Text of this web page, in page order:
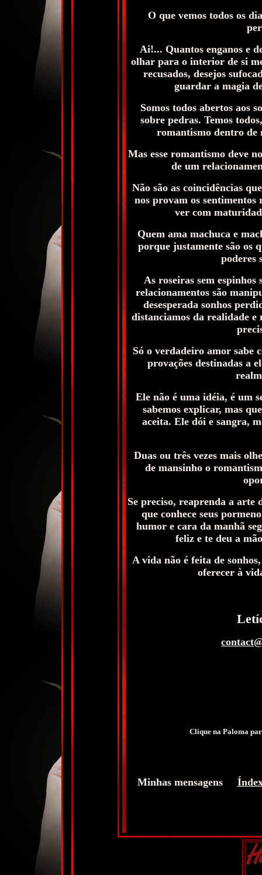
O que vemos todos os
Ai!... Quantos enganos e
olhar para o interior de si
recusados, desejos
guardar a magia
Somos todos abertos aos
sobre pedras. Temos
romantismo dentro de
Mas esse romantismo deve
de um
Não são as coincidências
nos provam os sentimentos
ver com
Quem ama machuca e
porque justamente são os
poderes
As roseiras sem espinhos
relacionamentos são
desesperada sonhos
distanciamos da realidade
Só o verdadeiro amor sabe
provações destinadas a
Ele não é uma idéia, é um
sabemos explicar, mas
aceita. Ele dói e sangra,
Duas ou três vezes mais
de mansinho o
Se preciso, reaprenda a arte
que conhece seus
humor e cara da manhã
feliz e te deu a
A vida não é feita de
oferecer à
Clique na Paloma
Minhas mensagens